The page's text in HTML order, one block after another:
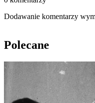
Dodawanie komentarzy
Polecane